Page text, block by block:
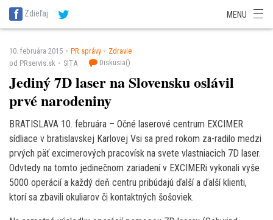
SITA Energetika
SITA Potravinárstvo
Zdieľaj MENU
10. februára 2015 PR správy
Zdravie
od PRservis.sk
SITA Diskusia()
Jediný 7D laser na Slovensku oslávil
prvé narodeniny
BRATISLAVA 10. februára – Očné laserové centrum EXCIMER
sídliace v bratislavskej Karlovej Vsi sa pred rokom za-radilo medzi
prvých päť excimerových pracovísk na svete vlastniacich 7D laser.
Odvtedy na tomto jedinečnom zariadení v EXCIMERi vykonali vyše
5000 operácií a každý deň centru pribúdajú ďalší a ďalší klienti,
ktorí sa zbavili okuliarov či kontaktných šošoviek.